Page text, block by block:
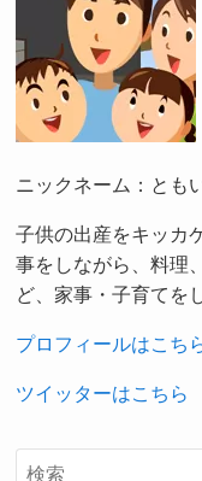
ニックネーム：とも
子供の出産をキッカ
事をしながら、料理
ど、家事・子育てを
プロフィールはこち
ツイッターはこちら